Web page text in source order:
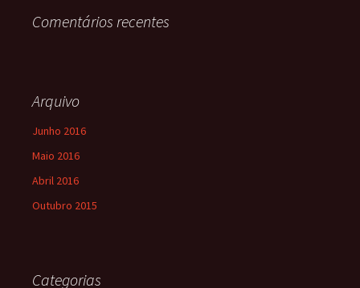
Comentários recentes
Arquivo
Junho 2016
Maio 2016
Abril 2016
Outubro 2015
Categorias